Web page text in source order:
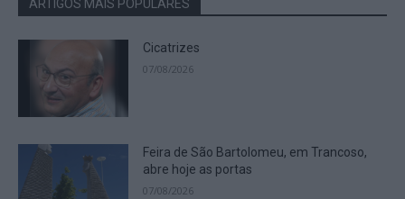
ARTIGOS MAIS POPULARES
Cicatrizes
07/08/2026
Feira de São Bartolomeu, em Trancoso,
abre hoje as portas
07/08/2026